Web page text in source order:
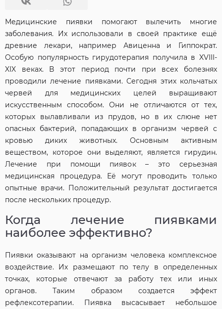
Медицинские пиявки помогают вылечить многие
заболевания. Их использовали в своей практике ещё
древние лекари, например Авиценна и Гиппократ.
Особую популярность гирудотерапия получила в XVIII-
XIX веках. В этот период почти при всех болезнях
проводили лечение пиявками. Сегодня этих кольчатых
червей для медицинских целей выращивают
искусственным способом. Они не отличаются от тех,
которых вылавливали из прудов, но в их слюне нет
опасных бактерий, попадающих в организм червей с
кровью диких животных. Основным активным
веществом, которое они выделяют, является гирудин.
Лечение при помощи пиявок – это серьезная
медицинская процедура. Её могут проводить только
опытные врачи. Положительный результат достигается
после нескольких процедур.
Когда лечение пиявками
наиболее эффективно?
Пиявки оказывают на организм человека комплексное
воздействие. Их размещают по телу в определенных
точках, которые отвечают за работу тех или иных
органов. Таким образом создается эффект
рефлексотерапии. Пиявка высасывает небольшое